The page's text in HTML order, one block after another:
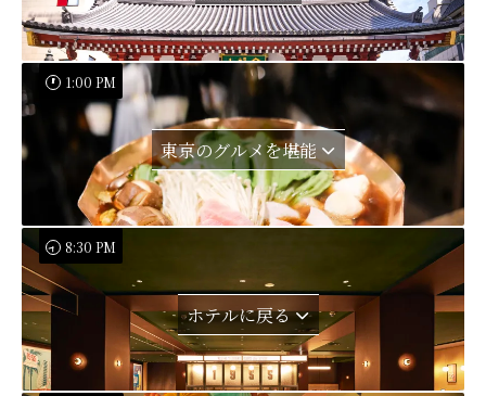
東京のグルメを堪能
1:00 PM
ホテルに戻る
8:30 PM